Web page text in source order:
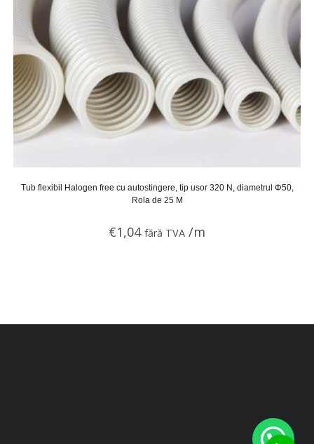
Tub flexibil Halogen free cu autostingere, tip usor 320 N, diametrul Φ50,
Rola de 25 M
€1,04 fără TVA /m